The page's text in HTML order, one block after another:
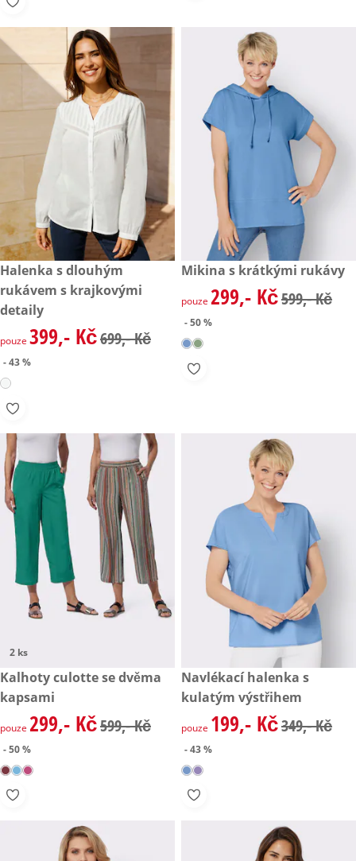
zlevněná cena: 399,- Kč, původní cena: 699,- Kč
- 43 %
Halenka s dlouhým
rukávem s krajkovými
detaily
zlevněná cena: 399,- Kč, původní cena: 699,- Kč
pouze 399,- Kč699,- Kč
- 43 %
zlevněná cena: 299,- Kč,
- 50 %
Mikina s krátkými rukávy
zlevněná cena: 299,- Kč,
pouze 299,- Kč599,- Kč
- 50 %
2 ks
zlevněná cena: 299,- Kč, původní cena: 599,- Kč
- 50 %
Kalhoty culotte se dvěma
kapsami
zlevněná cena: 299,- Kč, původní cena: 599,- Kč
pouze 299,- Kč599,- Kč
- 50 %
zlevněná cena: 199,- Kč,
- 43 %
Navlékací halenka s
kulatým výstřihem
zlevněná cena: 199,- Kč,
pouze 199,- Kč349,- Kč
- 43 %